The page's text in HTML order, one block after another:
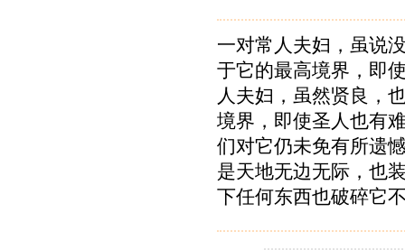
一对常人夫妇，虽说
于它的最高境界，即
人夫妇，虽然贤良，
境界，即使圣人也有
们对它仍未免有所遗
是天地无边无际，也
下任何东西也破碎它